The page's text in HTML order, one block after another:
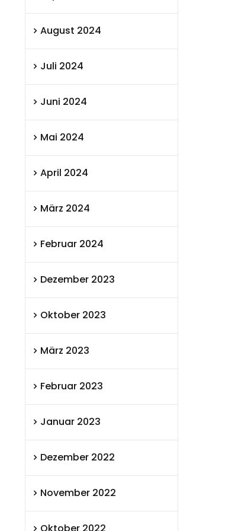
August 2024
Juli 2024
Juni 2024
Mai 2024
April 2024
März 2024
Februar 2024
Dezember 2023
Oktober 2023
März 2023
Februar 2023
Januar 2023
Dezember 2022
November 2022